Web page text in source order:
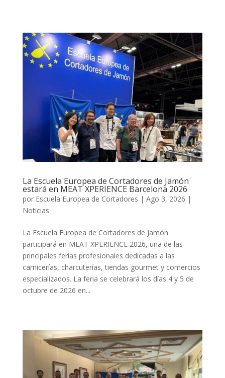
La Escuela Europea de Cortadores de Jamón
estará en MEAT XPERIENCE Barcelona 2026
por Escuela Europea de Cortadores | Ago 3, 2026 |
Noticias
La Escuela Europea de Cortadores de Jamón
participará en MEAT XPERIENCE 2026, una de las
principales ferias profesionales dedicadas a las
carnicerías, charcuterías, tiendas gourmet y comercios
especializados. La feria se celebrará los días 4 y 5 de
octubre de 2026 en...